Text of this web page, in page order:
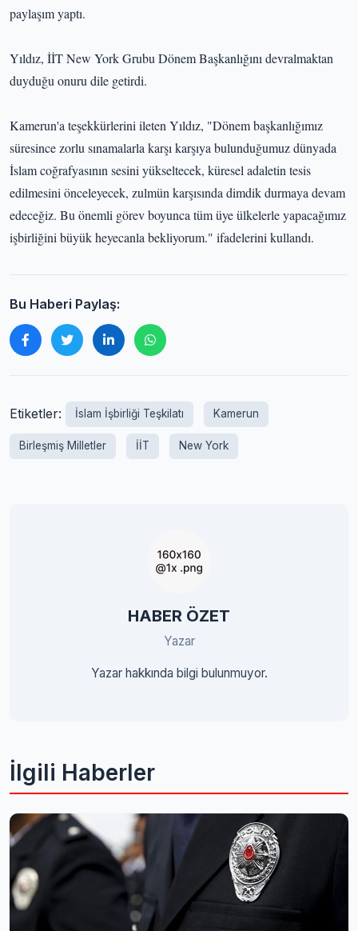
paylaşım yaptı.
Yıldız, İİT New York Grubu Dönem Başkanlığını devralmaktan
duyduğu onuru dile getirdi.
Kamerun'a teşekkürlerini ileten Yıldız, "Dönem başkanlığımız
süresince zorlu sınamalarla karşı karşıya bulunduğumuz dünyada
İslam coğrafyasının sesini yükseltecek, küresel adaletin tesis
edilmesini önceleyecek, zulmün karşısında dimdik durmaya devam
edeceğiz. Bu önemli görev boyunca tüm üye ülkelerle yapacağımız
işbirliğini büyük heyecanla bekliyorum." ifadelerini kullandı.
Bu Haberi Paylaş:
Etiketler: İslam İşbirliği Teşkilatı Kamerun
Birleşmiş Milletler İİT New York
HABER ÖZET
Yazar
Yazar hakkında bilgi bulunmuyor.
İlgili Haberler